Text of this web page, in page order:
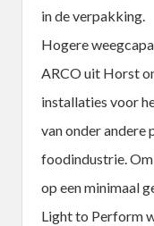
in de verpakking.
Hogere
ARCO uit Horst
installaties voor
van onder andere
foodindustrie.
op een minimaal
Light to Perform